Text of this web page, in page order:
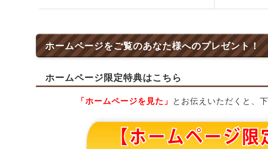
ホームページをご覧のあなた様へのプレゼント！
ホームページ限定特典はこちら
「ホームページを見た」 とお伝えいただくと、